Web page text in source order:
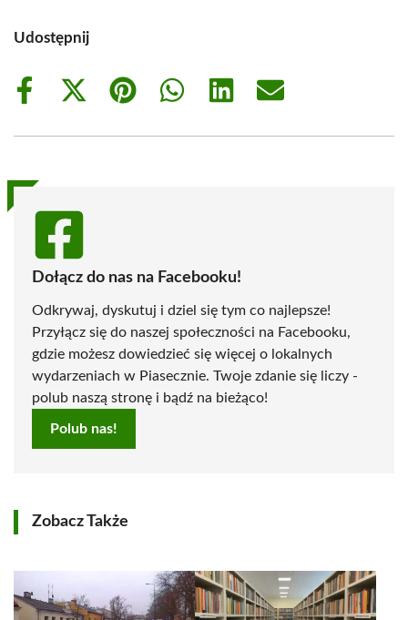
Udostępnij
Share
Share
(Twitter)
Share
Share
Share
Share
Dołącz do nas na Facebooku!
Odkrywaj, dyskutuj i dziel się tym co najlepsze!
Przyłącz się do naszej społeczności na Facebooku,
gdzie możesz dowiedzieć się więcej o lokalnych
wydarzeniach w Piasecznie. Twoje zdanie się liczy -
polub naszą stronę i bądź na bieżąco!
Polub nas!
Zobacz Także